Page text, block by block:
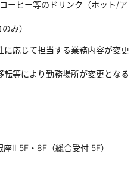
ーヒー等のドリンク（ホット/ア
み）
応じて担当する業務内容が変更
等により勤務場所が変更となる
II 5F・8F（総合受付 5F）